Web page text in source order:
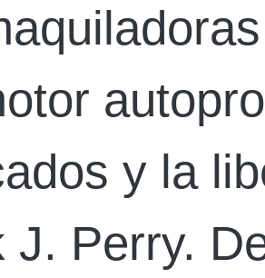
y la
J. Perry.